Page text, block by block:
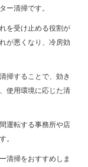
ー清掃です。
を受け止める役割が
が悪くなり、冷房効
掃することで、効き
使用環境に応じた清
運転する事務所や店
。
清掃をおすすめしま